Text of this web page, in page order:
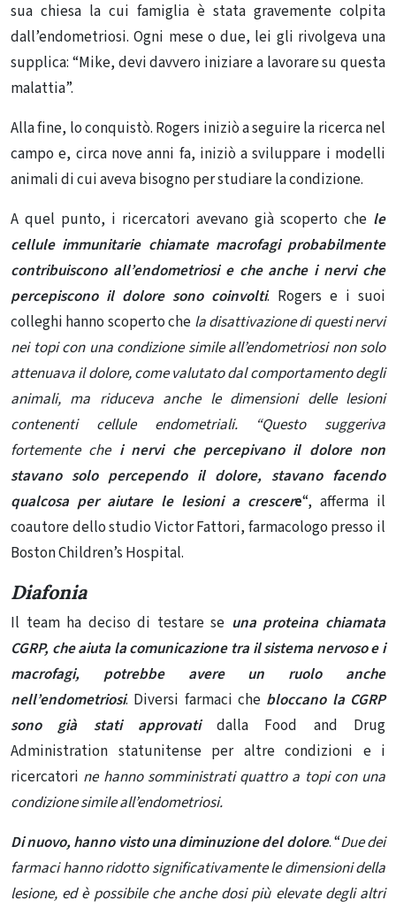
sua chiesa la cui famiglia è stata gravemente colpita
dall’endometriosi. Ogni mese o due, lei gli rivolgeva una
supplica: “Mike, devi davvero iniziare a lavorare su questa
malattia”.
Alla fine, lo conquistò. Rogers iniziò a seguire la ricerca nel
campo e, circa nove anni fa, iniziò a sviluppare i modelli
animali di cui aveva bisogno per studiare la condizione.
A quel punto, i ricercatori avevano già scoperto che le
cellule immunitarie chiamate macrofagi probabilmente
contribuiscono all’endometriosi e che anche i nervi che
percepiscono il dolore sono coinvolti. Rogers e i suoi
colleghi hanno scoperto che la disattivazione di questi nervi
nei topi con una condizione simile all’endometriosi non solo
attenuava il dolore, come valutato dal comportamento degli
animali, ma riduceva anche le dimensioni delle lesioni
contenenti cellule endometriali. “Questo suggeriva
fortemente che i nervi che percepivano il dolore non
stavano solo percependo il dolore, stavano facendo
qualcosa per aiutare le lesioni a crescere“, afferma il
coautore dello studio Victor Fattori, farmacologo presso il
Boston Children’s Hospital.
Diafonia
Il team ha deciso di testare se una proteina chiamata
CGRP, che aiuta la comunicazione tra il sistema nervoso e i
macrofagi, potrebbe avere un ruolo anche
nell’endometriosi. Diversi farmaci che bloccano la CGRP
sono già stati approvatidalla Food and Drug
Administration statunitense per altre condizioni e i
ricercatori ne hanno somministrati quattro a topi con una
condizione simile all’endometriosi.
Di nuovo, hanno visto una diminuzione del dolore. “Due dei
farmaci hanno ridotto significativamente le dimensioni della
lesione, ed è possibile che anche dosi più elevate degli altri